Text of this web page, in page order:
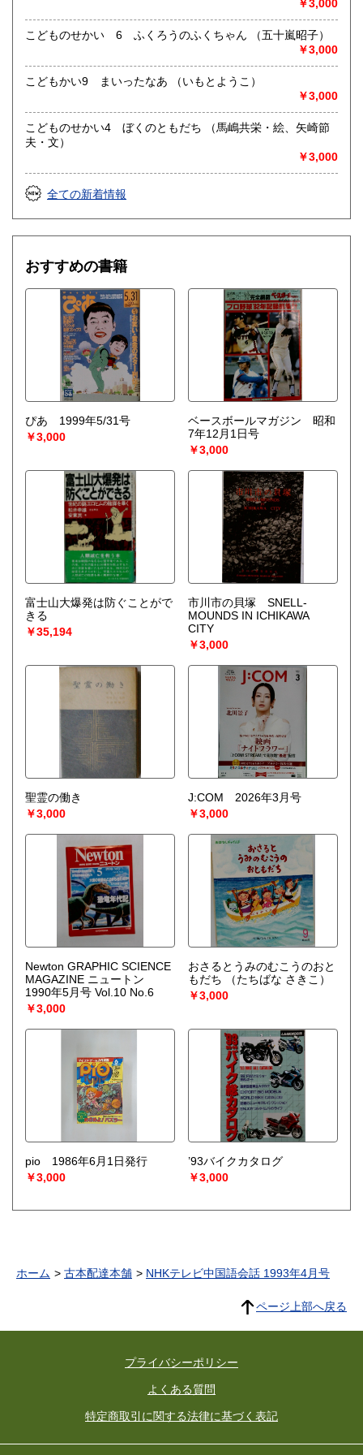
￥3,000
こどものせかい 6 ふくろうのふくちゃん （五十嵐昭子）
￥3,000
こどもかい9 まいったなあ （いもとようこ）
￥3,000
こどものせかい4 ぼくのともだち （馬嶋共栄・絵、矢崎節
夫・文）
￥3,000
全ての新着情報
おすすめの書籍
ぴあ 1999年5/31号
￥3,000
ベースボールマガジン 昭和
7年12月1日号
￥3,000
富士山大爆発は防ぐことがで
きる
￥35,194
市川市の貝塚 SNELL-
MOUNDS IN ICHIKAWA
CITY
￥3,000
聖霊の働き
￥3,000
J:COM 2026年3月号
￥3,000
Newton GRAPHIC SCIENCE
MAGAZINE ニュートン
1990年5月号 Vol.10 No.6
￥3,000
おさるとうみのむこうのおと
もだち
（たちばな さきこ）
￥3,000
pio 1986年6月1日発行
￥3,000
’93バイクカタログ
￥3,000
ホーム 古本配達本舗 NHKテレビ中国語会話 1993年4月号
ページ上部へ戻る
プライバシーポリシー
よくある質問
特定商取引に関する法律に基づく表記